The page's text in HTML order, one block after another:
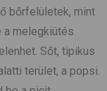
bőrfelületek, mint
a melegkiütés
Sőt, tipikus
terület, a popsi.